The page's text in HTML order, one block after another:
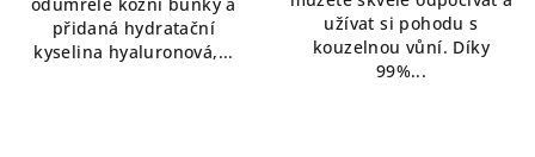
přidaná hydratační
kyselina hyaluronová,...
užívat si pohodu s
kouzelnou vůní. Díky
99%...